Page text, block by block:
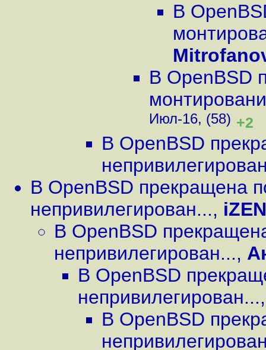
В
В OpenBSD
Июл-16, (58) +2
В OpenBSD
В OpenBSD прекращена
непривилегирован..., iZEN
В OpenBSD
непривилегирован...,
В OpenBSD
непривилегирован...
В OpenBSD